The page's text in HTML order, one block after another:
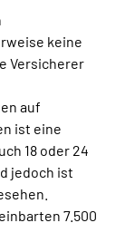
keine
Versicherer
auf
ist eine
18 oder 24
jedoch ist
7.500